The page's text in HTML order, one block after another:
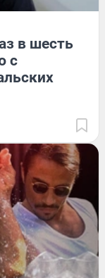
в шесть
с